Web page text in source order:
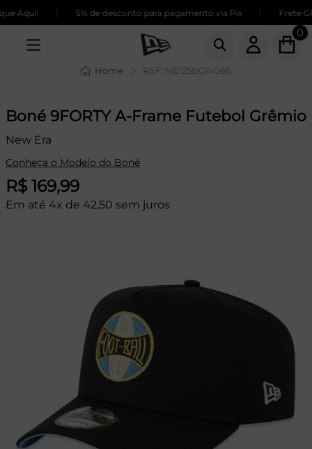
Aqui! 5% de desconto para pagamento via Pix Frete
0
Home REF: NEI25BON066
Boné 9FORTY A-Frame Futebol Grêmio
New Era
Conheça o Modelo do Boné
R$ 169,99
Em até 4x de 42,50 sem juros